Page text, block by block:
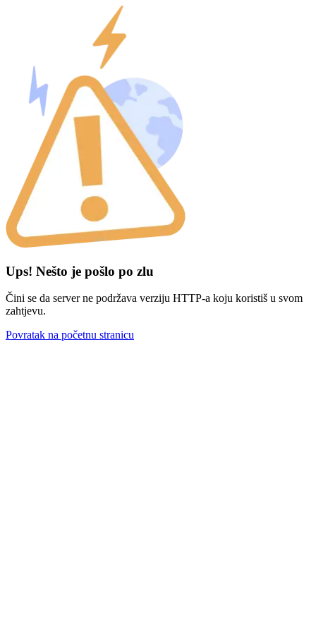
Ups! Nešto je pošlo po zlu
Čini se da server ne podržava verziju HTTP-a koju koristiš u svom
zahtjevu.
Povratak na početnu stranicu